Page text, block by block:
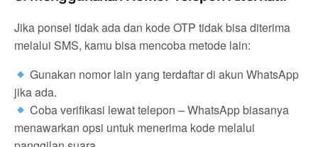
Jika ponsel tidak ada dan kode OTP tidak bisa diterima
melalui SMS, kamu bisa mencoba metode lain:
Gunakan nomor lain yang terdaftar di akun WhatsApp
jika ada.
Coba verifikasi lewat telepon – WhatsApp biasanya
menawarkan opsi untuk menerima kode melalui